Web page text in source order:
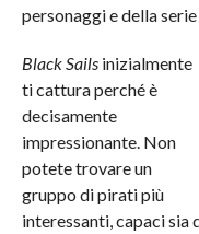
personaggi e della
Black Sailsinizialmente
ti cattura perché è
decisamente
impressionante. Non
potete trovare un
gruppo di pirati più
interessanti, capaci sia